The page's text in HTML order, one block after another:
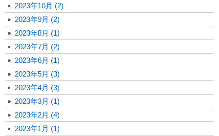
2023年10月 (2)
2023年9月 (2)
2023年8月 (1)
2023年7月 (2)
2023年6月 (1)
2023年5月 (3)
2023年4月 (3)
2023年3月 (1)
2023年2月 (4)
2023年1月 (1)